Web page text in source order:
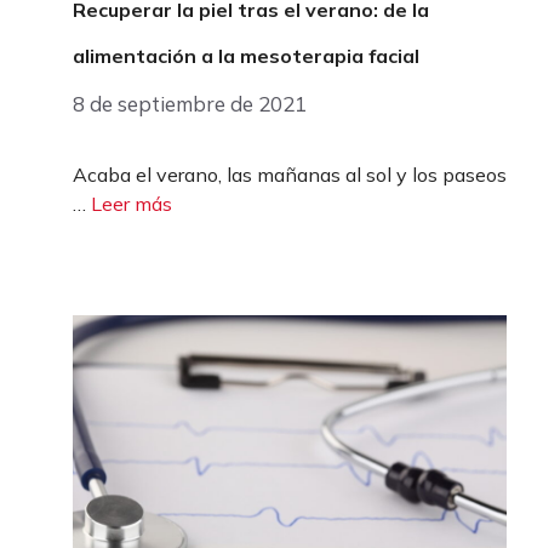
Recuperar la piel tras el verano: de la
alimentación a la mesoterapia facial
8 de septiembre de 2021
Acaba el verano, las mañanas al sol y los paseos
… Leer más